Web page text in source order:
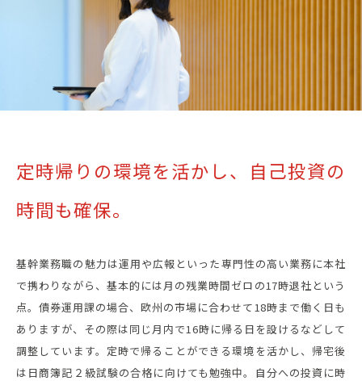
定時帰りの環境を活かし、 自己投資の
時間も確保。
基幹業務職の魅力は運用や広報といった専門性の高い業務に本社
で携わりながら、基本的には月の残業時間ゼロの17時退社という
点。債券運用課の場合、欧州の市場に合わせて18時まで働く日も
ありますが、その際は同じ月内で16時に帰る日を設けるなどして
調整しています。定時で帰ることができる環境を活かし、帰宅後
は日商簿記２級試験の合格に向けても勉強中。自分への投資に時